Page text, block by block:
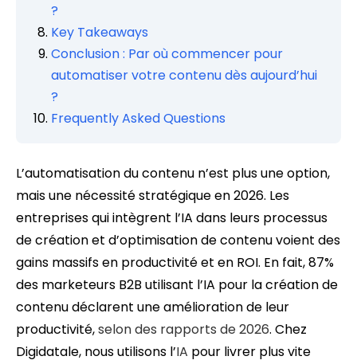
?
Key Takeaways
Conclusion : Par où commencer pour
automatiser votre contenu dès aujourd’hui
?
Frequently Asked Questions
L’automatisation du contenu n’est plus une option,
mais une nécessité stratégique en 2026. Les
entreprises qui intègrent l’IA dans leurs processus
de création et d’optimisation de contenu voient des
gains massifs en productivité et en ROI. En fait, 87%
des marketeurs B2B utilisant l’IA pour la création de
contenu déclarent une amélioration de leur
productivité,selon des rapports de 2026. Chez
Digidatale, nous utilisons l’IA pour livrer plus vite